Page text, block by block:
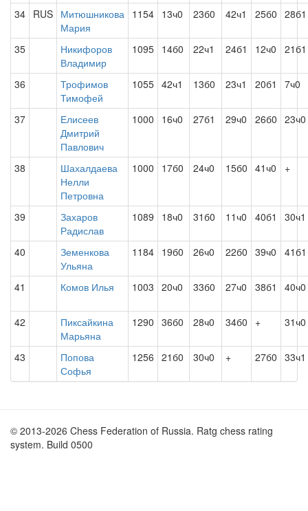
34 RUS Митюшникова
Мария
1154 13ч0 23б0 42ч1 25б0 28б1
35
Никифоров
Владимир
1095 14б0 22ч1 24б1 12ч0 21б1
36
Трофимов
Тимофей
1055 42ч1 13б0 23ч1 20б1 7ч0
37
Елисеев
Дмитрий
Павлович
1000 16ч0 27б1 29ч0 26б0 23ч0
38
Шахалдаева
Нелли
Петровна
1000 17б0 24ч0 15б0 41ч0 +
39
Захаров
Радислав
1089 18ч0 31б0 11ч0 40б1 30ч1
40
Земенкова
Ульяна
1184 19б0 26ч0 22б0 39ч0 41б1
41 Комов Илья 1003 20ч0 33б0 27ч0 38б1 40ч0
42
Пиксайкина
Марьяна
1290 36б0 28ч0 34б0 + 31ч0
43
Попова
Софья
1256 21б0 30ч0 + 27б0 33ч1
© 2013-2026 Chess Federation of Russia. Ratg chess rating
system. Build 0500